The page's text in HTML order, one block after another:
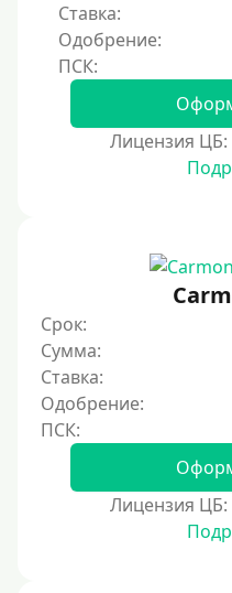
Ставка:
Одобрение:
Лицензия ЦБ:
Срок:
Сумма:
Ставка:
Одобрение:
Лицензия ЦБ: